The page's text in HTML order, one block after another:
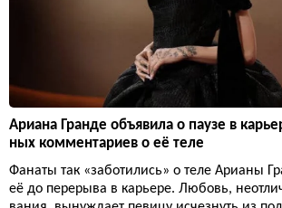
Ариана Гранде объявила о паузе в
ных комментариев о её теле
Фанаты так «заботились» о теле Арианы
её до перерыва в карьере. Любовь,